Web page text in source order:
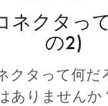
ネクタっ
の2)
クタって何だ
ありませんか